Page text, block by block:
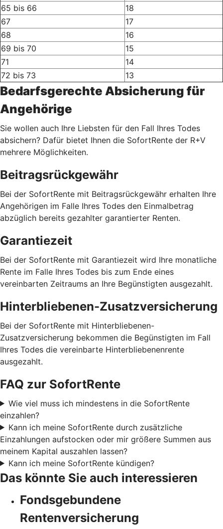
65 bis 66
18
67
17
68
16
69 bis 70
15
71
14
72 bis 73
13
Bedarfsgerechte Absicherung für
Angehörige
Sie wollen auch Ihre Liebsten für den Fall Ihres Todes
absichern? Dafür bietet Ihnen die SofortRente der R+V
mehrere Möglichkeiten.
Beitragsrückgewähr
Bei der SofortRente mit Beitragsrückgewähr erhalten Ihre
Angehörigen im Falle Ihres Todes den Einmalbetrag
abzüglich bereits gezahlter garantierter Renten.
Garantiezeit
Bei der SofortRente mit Garantiezeit wird Ihre monatliche
Rente im Falle Ihres Todes bis zum Ende eines
vereinbarten Zeitraums an Ihre Begünstigten ausgezahlt.
Hinterbliebenen-Zusatzversicherung
Bei der SofortRente mit Hinterbliebenen-
Zusatzversicherung bekommen die Begünstigten im Fall
Ihres Todes die vereinbarte Hinterbliebenenrente
ausgezahlt.
FAQ zur SofortRente
Wie viel muss ich mindestens in die SofortRente
einzahlen?
Kann ich meine SofortRente durch zusätzliche
Einzahlungen aufstocken oder mir größere Summen aus
meinem Kapital auszahlen lassen?
Kann ich meine SofortRente kündigen?
Das könnte Sie auch interessieren
Fondsgebundene
Rentenversicherung